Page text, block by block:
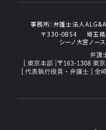
事務所： 弁護士法人
〒330-0854
埼玉
シーノ大宮ノー